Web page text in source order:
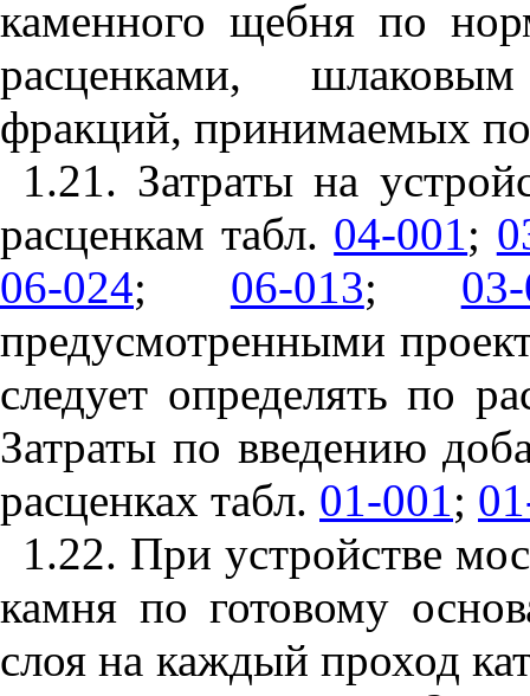
каменного щебня по
расценками,
фракций, принимаемых по
1.21. Затраты на
расценкам табл. 04-001;
06-024; 06-013;
предусмотренными
следует определять по
Затраты по введению
расценках табл. 01-001;
1.22. При устройстве
камня по готовому
слоя на каждый проход